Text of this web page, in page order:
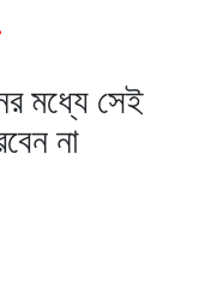
মধ্যে সেই
না